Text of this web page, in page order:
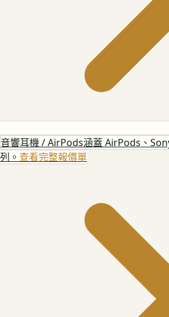
音響耳機 / AirPods涵蓋 AirPods、
列。 查看完整報價單